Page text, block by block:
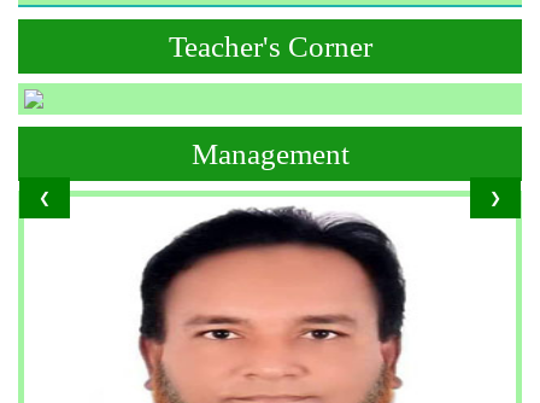
Teacher's Corner
❮ ❯
Management